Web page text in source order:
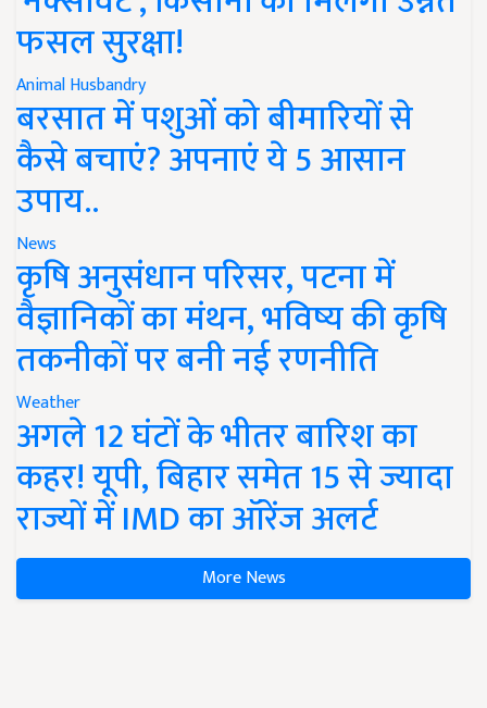
फसल सुरक्षा!
Animal Husbandry
बरसात में पशुओं को बीमारियों से
कैसे बचाएं? अपनाएं ये 5 आसान
उपाय..
News
कृषि अनुसंधान परिसर, पटना में
वैज्ञानिकों का मंथन, भविष्य की कृषि
तकनीकों पर बनी नई रणनीति
Weather
अगले 12 घंटों के भीतर बारिश का
कहर! यूपी, बिहार समेत 15 से ज्यादा
राज्यों में IMD का ऑरेंज अलर्ट
More News